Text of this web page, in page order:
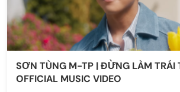
SƠN TÙNG M-TP | ĐỪNG LÀM TRÁI
OFFICIAL MUSIC VIDEO